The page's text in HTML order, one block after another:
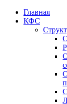
Главная
КФС